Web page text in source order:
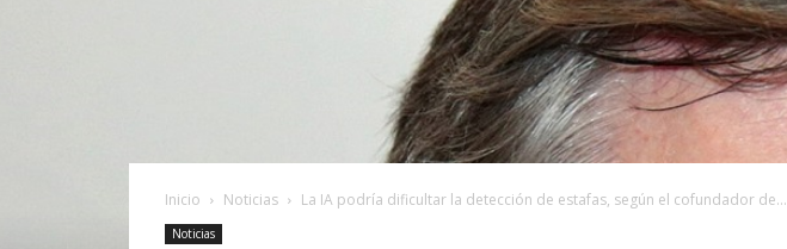
Inicio Noticias La IA podría dificultar la detección de estafas, según el cofundador de...
Noticias